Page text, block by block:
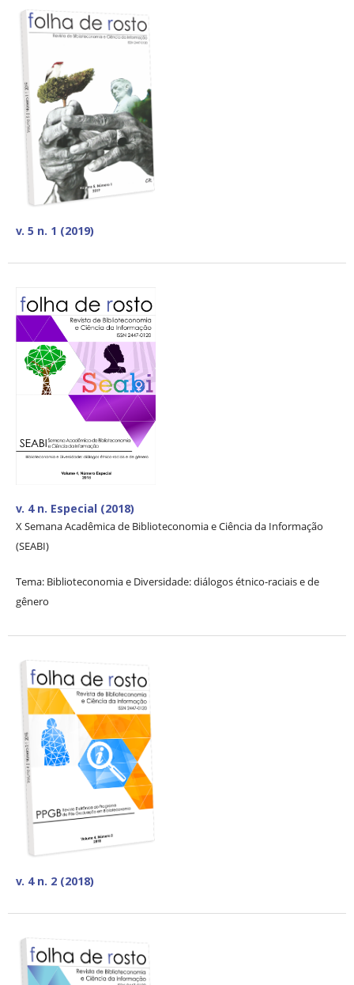
v. 5 n. 1 (2019)
v. 4 n. Especial (2018)
X Semana Acadêmica de Biblioteconomia e Ciência da Informação
(SEABI)
Tema: Biblioteconomia e Diversidade: diálogos étnico-raciais e de
gênero
v. 4 n. 2 (2018)